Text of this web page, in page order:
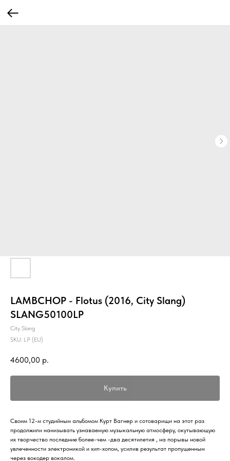
LAMBCHOP - Flotus (2016, City Slang)
SLANG50100LP
City Slang
SKU: LP (EU)
4600,00 р.
Купить
Своим 12-м студийным альбомом Курт Вагнер и сотоварищи на этот раз
продолжили нанизывать узнаваемую музыкальную атмосферу, окутывающую
их творчество последние более-чем -два десятилетия , на порывы новой
увлеченности электроникой и хип-хопом, усилив результат пропущенным
через вокодер вокалом.